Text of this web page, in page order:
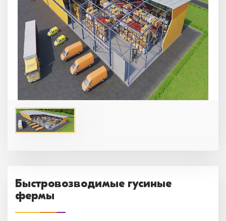
Быстровозводимые гусиные
фермы